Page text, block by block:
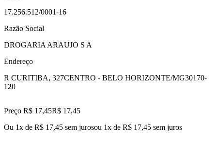
17.256.512/0001-16
Razão Social
DROGARIA ARAUJO S A
Endereço
R CURITIBA, 327CENTRO - BELO HORIZONTE/MG30170-
120
Preço R$ 17,45R$ 17,45
Ou 1x de R$ 17,45 sem jurosou 1x de R$ 17,45 sem juros